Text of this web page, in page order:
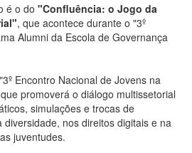
é o do "Confluência: o Jogo da
, que acontece durante o "3º
Alumni da Escola de Governança
Encontro Nacional de Jovens na
promoverá o diálogo multissetorial
simulações e trocas de
nos direitos digitais e na
juventudes.